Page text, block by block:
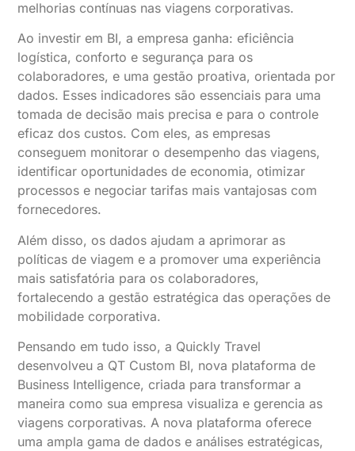
melhorias contínuas nas viagens corporativas.
Ao investir em BI, a empresa ganha: eficiência
logística, conforto e segurança para os
colaboradores, e uma gestão proativa, orientada por
dados. Esses indicadores são essenciais para uma
tomada de decisão mais precisa e para o controle
eficaz dos custos. Com eles, as empresas
conseguem monitorar o desempenho das viagens,
identificar oportunidades de economia, otimizar
processos e negociar tarifas mais vantajosas com
fornecedores.
Além disso, os dados ajudam a aprimorar as
políticas de viagem e a promover uma experiência
mais satisfatória para os colaboradores,
fortalecendo a gestão estratégica das operações de
mobilidade corporativa.
Pensando em tudo isso, a Quickly Travel
desenvolveu a QT Custom BI, nova plataforma de
Business Intelligence, criada para transformar a
maneira como sua empresa visualiza e gerencia as
viagens corporativas. A nova plataforma oferece
uma ampla gama de dados e análises estratégicas,